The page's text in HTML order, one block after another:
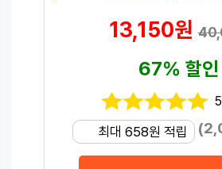
13,150원
67% 할인
최대 658원 적립